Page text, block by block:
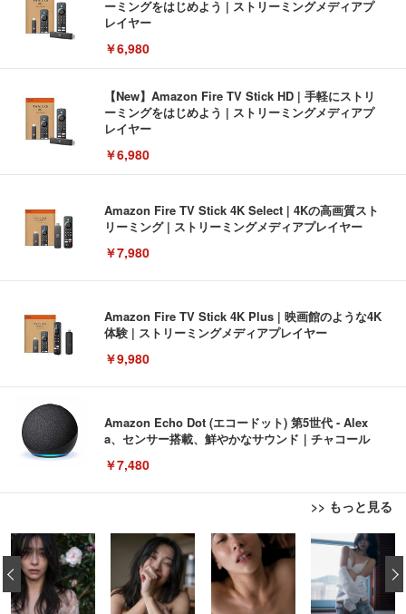
ーミングをはじめよう | ストリーミングメディアプ
レイヤー
￥6,980
【New】Amazon Fire TV Stick HD | 手軽にストリ
ーミングをはじめよう | ストリーミングメディアプ
レイヤー
￥6,980
Amazon Fire TV Stick 4K Select | 4Kの高画質スト
リーミング | ストリーミングメディアプレイヤー
￥7,980
Amazon Fire TV Stick 4K Plus | 映画館のような4K
体験 | ストリーミングメディアプレイヤー
￥9,980
Amazon Echo Dot (エコードット) 第5世代 - Alex
a、センサー搭載、鮮やかなサウンド｜チャコール
￥7,480
>> もっと見る
[EdoErgo] オフィスチェア 椅子 テレワーク 疲れな
い 跳ね上げ式アームレスト コンパクト 約105度ロッ
キング pc 事務椅子 360度回転 座面昇降 強化ナイロ
ン樹脂ベース 通気性メッシュ 在宅ワーク H-WY01
(黒網+黒枠+黒足)
￥5,699
EIZO ビジネス向けプレミアムモニター | FlexScan
EV3240X-WT | 31.5型4K UHD・USB Type-C・ホワ
￥105,595
Amazonベーシック ペットシーツ 薄型 レギュラー 1
回使い捨て 無香料 ホワイト 300枚
￥3,373
‹